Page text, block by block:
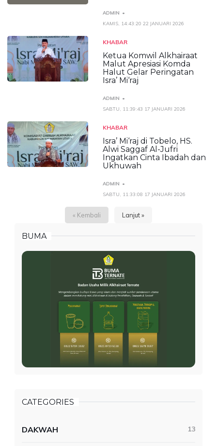
ADMIN
KAMIS, 14:43:20 22 JANUARI 2026
KHABAR
Ketua Komwil Alkhairaat
Malut Apresiasi Komda
Halut Gelar Peringatan
Isra’ Mi‘raj
ADMIN
SABTU, 11:39:43 17 JANUARI 2026
KHABAR
Isra’ Mi‘raj di Tobelo, HS.
Alwi Saggaf Al-Jufri
Ingatkan Cinta Ibadah dan
Ukhuwah
ADMIN
SABTU, 11:33:08 17 JANUARI 2026
« Kembali Lanjut »
BUMA
CATEGORIES
DAKWAH 13